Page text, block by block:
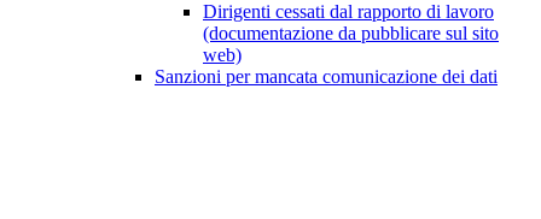
Dirigenti cessati dal rapporto di lavoro
(documentazione da pubblicare sul sito
web)
Sanzioni per mancata comunicazione dei dati